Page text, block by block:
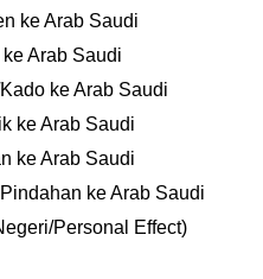
ke Arab Saudi
Arab Saudi
ke Arab Saudi
ke Arab Saudi
ke Arab Saudi
ke Arab Saudi
Personal Effect)